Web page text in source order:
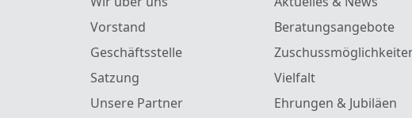
Vorstand
Geschäftsstelle
Satzung
Unsere Partner
Beratungsangebote
Vielfalt
Ehrungen & Jubiläen